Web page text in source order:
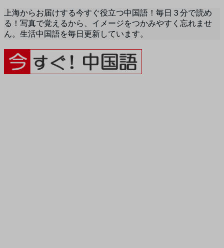
上海からお届けする今すぐ役立つ中国語！毎日３分で読め
る！写真で覚えるから、イメージをつかみやすく忘れませ
ん。生活中国語を毎日更新しています。